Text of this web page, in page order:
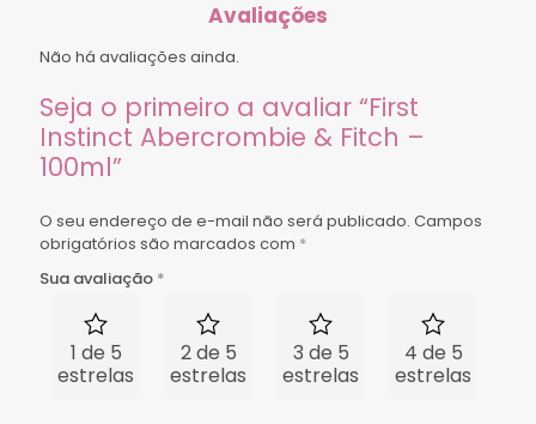
Avaliações
Não há avaliações ainda.
Seja o primeiro a avaliar “First
Instinct Abercrombie & Fitch –
100ml”
O seu endereço de e-mail não será publicado. Campos
obrigatórios são marcados com *
Sua avaliação *
1 de 5
estrelas
2 de 5
estrelas
3 de 5
estrelas
4 de 5
estrelas